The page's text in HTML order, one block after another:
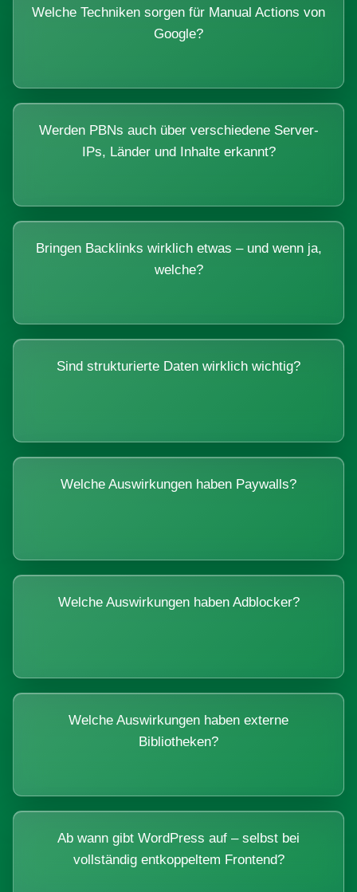
Welche Techniken sorgen für Manual Actions von
Google?
Werden PBNs auch über verschiedene Server-
IPs, Länder und Inhalte erkannt?
Bringen Backlinks wirklich etwas – und wenn ja,
welche?
Sind strukturierte Daten wirklich wichtig?
Welche Auswirkungen haben Paywalls?
Welche Auswirkungen haben Adblocker?
Welche Auswirkungen haben externe
Bibliotheken?
Ab wann gibt WordPress auf – selbst bei
vollständig entkoppeltem Frontend?